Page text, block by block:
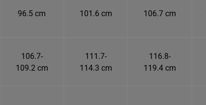
96.5 cm 101.6 cm 106.7 cm
106.7-
109.2 cm
111.7-
114.3 cm
116.8-
119.4 cm